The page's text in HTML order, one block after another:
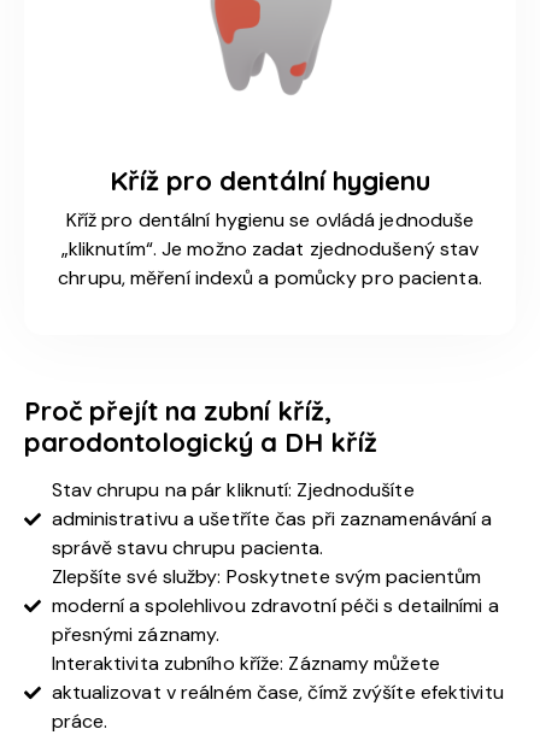
Kříž pro dentální hygienu
Kříž pro dentální hygienu se ovládá jednoduše
„kliknutím“. Je možno zadat zjednodušený stav
chrupu, měření indexů a pomůcky pro pacienta.
Proč přejít na zubní kříž,
parodontologický a DH kříž
Stav chrupu na pár kliknutí: Zjednodušíte
administrativu a ušetříte čas při zaznamenávání a
správě stavu chrupu pacienta.
Zlepšíte své služby: Poskytnete svým pacientům
moderní a spolehlivou zdravotní péči s detailními a
přesnými záznamy.
Interaktivita zubního kříže: Záznamy můžete
aktualizovat v reálném čase, čímž zvýšíte efektivitu
práce.